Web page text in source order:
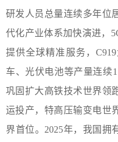
研发人员总量连续多年位
代化产业体系加快演进，
提供全球精准服务，
车、光伏电池等产量连续
巩固扩大高铁技术世界领
运投产，特高压输变电世
界首位。2025年，我国拥